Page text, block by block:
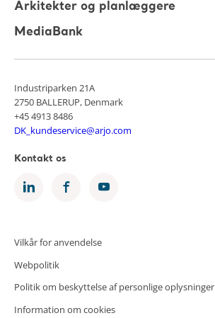
Arkitekter og planlæggere
MediaBank
Industriparken 21A
2750 BALLERUP, Denmark
+45 4913 8486
DK_kundeservice@arjo.com
Kontakt os
Vilkår for anvendelse
Webpolitik
Politik om beskyttelse af personlige oplysninger
Information om cookies